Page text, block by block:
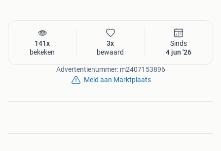
141x
bekeken
3x
bewaard
Sinds
4 jun '26
Advertentienummer: m2407153896
Meld aan Marktplaats